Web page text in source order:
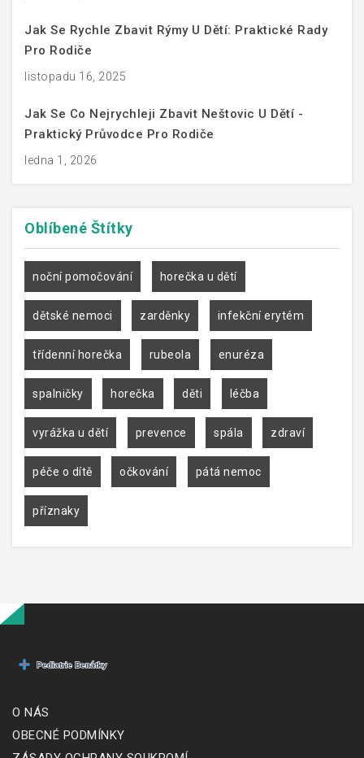
Jak Se Rychle Zbavit Rýmy U Dětí: Praktické Rady
Pro Rodiče
listopadu 16, 2025
Jak Se Co Nejrychleji Zbavit Neštovic U Dětí -
Praktický Průvodce Pro Rodiče
ledna 1, 2026
Oblíbené Štítky
noční pomočování horečka u dětí
dětské nemoci zarděnky infekční erytém
třídenní horečka rubeola enuréza
spalničky horečka děti léčba
vyrážka u dětí prevence spála zdraví
péče o dítě očkování pátá nemoc
příznaky
O NÁS
OBECNÉ PODMÍNKY